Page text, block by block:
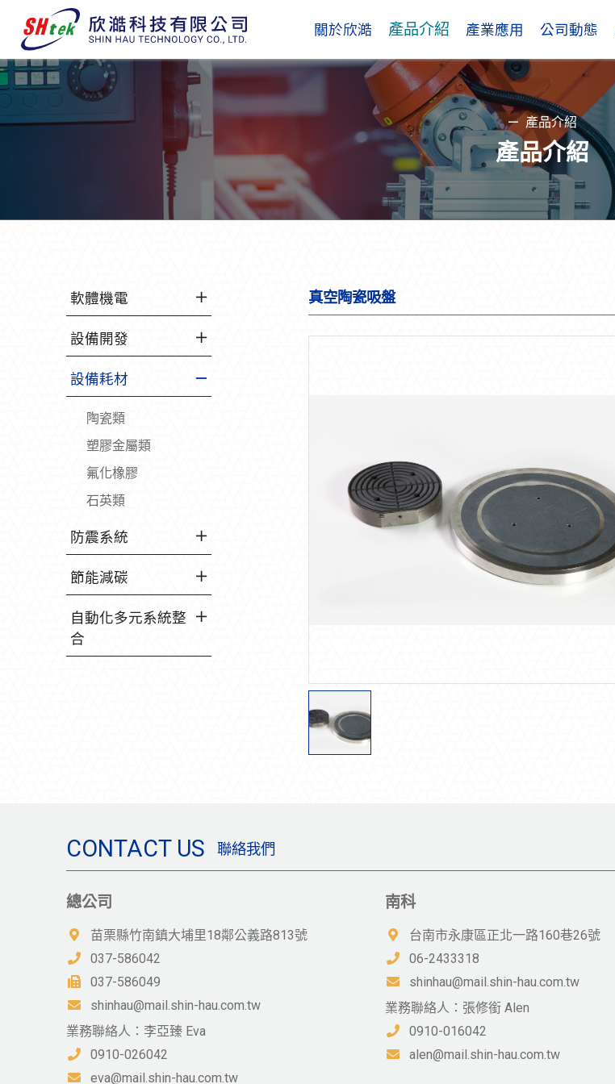
關於欣澔 產品介紹 產業應用 公司動態
產品介紹
產品介紹
軟體機電
設備開發
設備耗材
陶瓷類
塑膠金屬類
氟化橡膠
石英類
防震系統
節能減碳
自動化多元系統整
合
真空陶瓷吸盤
CONTACT US 聯絡我們
總公司
苗栗縣竹南鎮大埔里18鄰公義路813號
037-586042
037-586049
shinhau@mail.shin-hau.com.tw
業務聯絡人：李亞臻 Eva
0910-026042
eva@mail.shin-hau.com.tw
南科
台南市永康區正北一路160巷26號
06-2433318
shinhau@mail.shin-hau.com.tw
業務聯絡人：張修銜 Alen
0910-016042
alen@mail.shin-hau.com.tw